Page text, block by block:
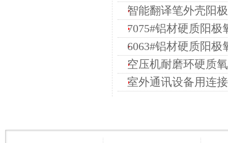
智能翻译笔外壳阳
7075#铝材硬质阳极
6063#铝材硬质阳极
空压机耐磨环硬质
室外通讯设备用连